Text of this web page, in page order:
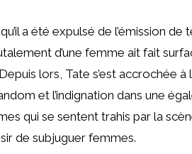
a été expulsé de l’émission
d’une femme ait fait
lors, Tate s’est accrochée
et l’indignation dans une
qui se sentent trahis par la
de subjuguer femmes.